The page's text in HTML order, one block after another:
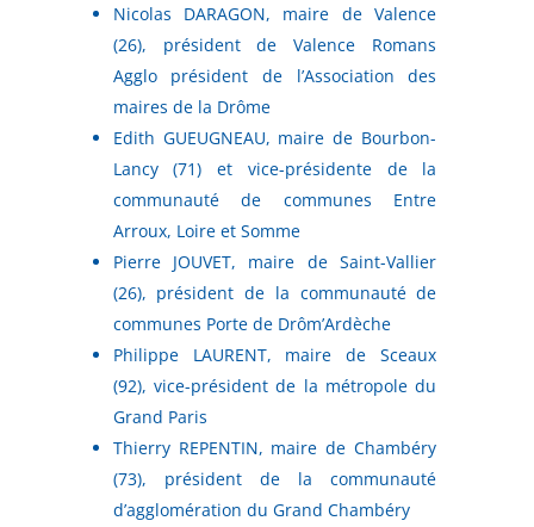
Nicolas DARAGON, maire de Valence
(26), président de Valence Romans
Agglo président de l’Association des
maires de la Drôme
Edith GUEUGNEAU, maire de Bourbon-
Lancy (71) et vice-présidente de la
communauté de communes Entre
Arroux, Loire et Somme
Pierre JOUVET, maire de Saint-Vallier
(26), président de la communauté de
communes Porte de Drôm’Ardèche
Philippe LAURENT, maire de Sceaux
(92), vice-président de la métropole du
Grand Paris
Thierry REPENTIN, maire de Chambéry
(73), président de la communauté
d’agglomération du Grand Chambéry